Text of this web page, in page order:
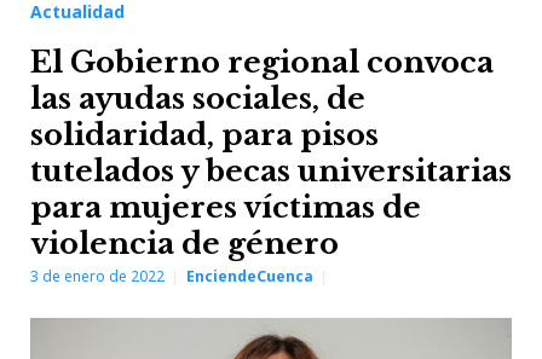
Actualidad
El Gobierno regional convoca
las ayudas sociales, de
solidaridad, para pisos
tutelados y becas universitarias
para mujeres víctimas de
violencia de género
3 de enero de 2022 EnciendeCuenca